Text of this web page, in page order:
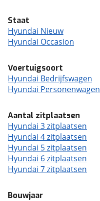
Staat
Hyundai Nieuw
Hyundai Occasion
Voertuigsoort
Hyundai Bedrijfswagen
Hyundai Personenwagen
Aantal zitplaatsen
Hyundai 3 zitplaatsen
Hyundai 4 zitplaatsen
Hyundai 5 zitplaatsen
Hyundai 6 zitplaatsen
Hyundai 7 zitplaatsen
Bouwjaar